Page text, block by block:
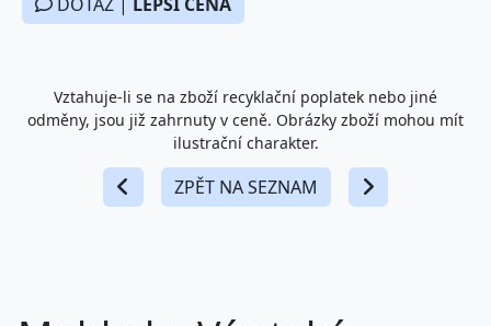
Vztahuje-li se na zboží recyklační poplatek nebo jiné
odměny, jsou již zahrnuty v ceně. Obrázky zboží mohou mít
ilustrační charakter.
ZPĚT NA SEZNAM